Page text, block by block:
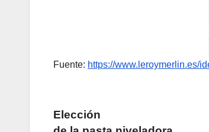
Fuente: https://www.leroymerlin.es/
Elección